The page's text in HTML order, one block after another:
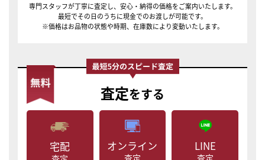
専門スタッフが丁寧に査定し、安心・納得の価格をご案内いたします。
最短でその日のうちに現金でのお渡しが可能です。
※価格はお品物の状態や時期、在庫数により変動いたします。
査定をする
宅配 オンライン
査定
LINE
査定